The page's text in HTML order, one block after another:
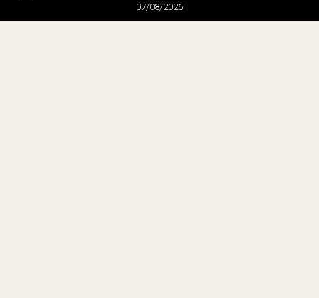
07/08/2026